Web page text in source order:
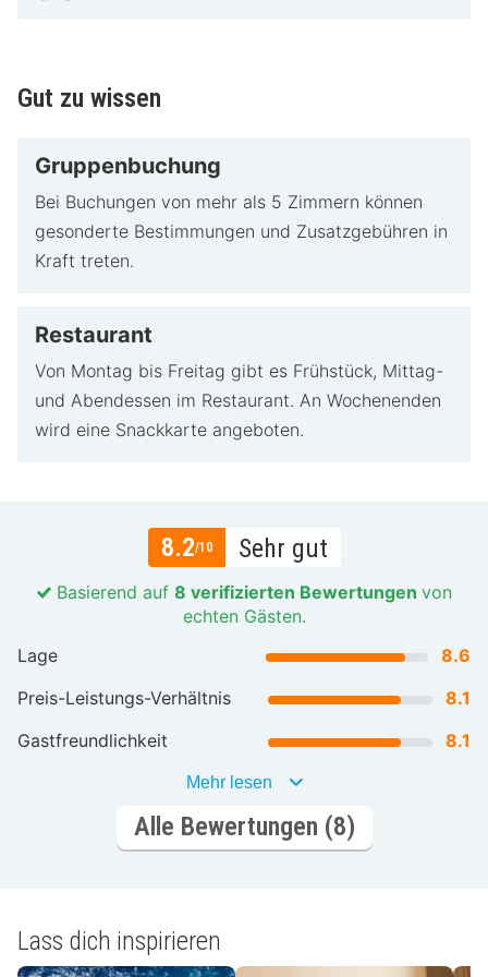
Gut zu wissen
Gruppenbuchung
Bei Buchungen von mehr als 5 Zimmern können
gesonderte Bestimmungen und Zusatzgebühren in
Kraft treten.
Restaurant
Von Montag bis Freitag gibt es Frühstück, Mittag-
und Abendessen im Restaurant. An Wochenenden
wird eine Snackkarte angeboten.
8.2/10 Sehr gut
Basierend auf 8 verifizierten Bewertungen von
echten Gästen.
Lage
8.6
Preis-Leistungs-Verhältnis
8.1
Gastfreundlichkeit
8.1
Mehr lesen
Alle Bewertungen (8)
Lass dich inspirieren